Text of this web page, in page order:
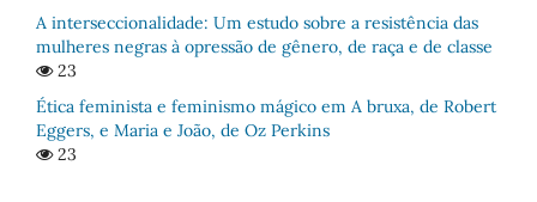
A interseccionalidade: Um estudo sobre a resistência das
mulheres negras à opressão de gênero, de raça e de classe
23
Ética feminista e feminismo mágico em A bruxa, de Robert
Eggers, e Maria e João, de Oz Perkins
23